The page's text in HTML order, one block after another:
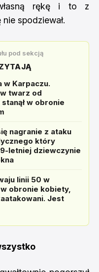
rękę i to z
spodziewał.
pod sekcją
w Karpaczu.
twarz od
w obronie
nagranie z ataku
który
letniej dziewczynie
linii 50 w
obronie kobiety,
Jest